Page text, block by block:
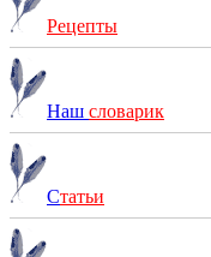
Рецепты
Наш словарик
Статьи